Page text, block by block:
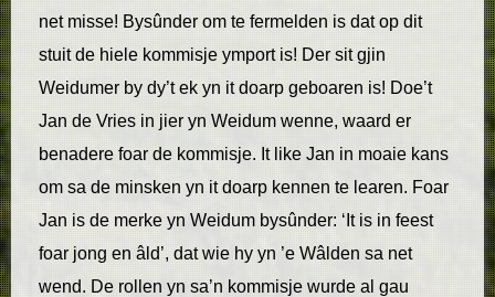
net misse! Bysûnder om te fermelden is dat op dit
stuit de hiele kommisje ymport is! Der sit gjin
Weidumer by dy’t ek yn it doarp geboaren is! Doe’t
Jan de Vries in jier yn Weidum wenne, waard er
benadere foar de kommisje. It like Jan in moaie kans
om sa de minsken yn it doarp kennen te learen. Foar
Jan is de merke yn Weidum bysûnder: ‘It is in feest
foar jong en âld’, dat wie hy yn ’e Wâlden sa net
wend. De rollen yn sa’n kommisje wurde al gau